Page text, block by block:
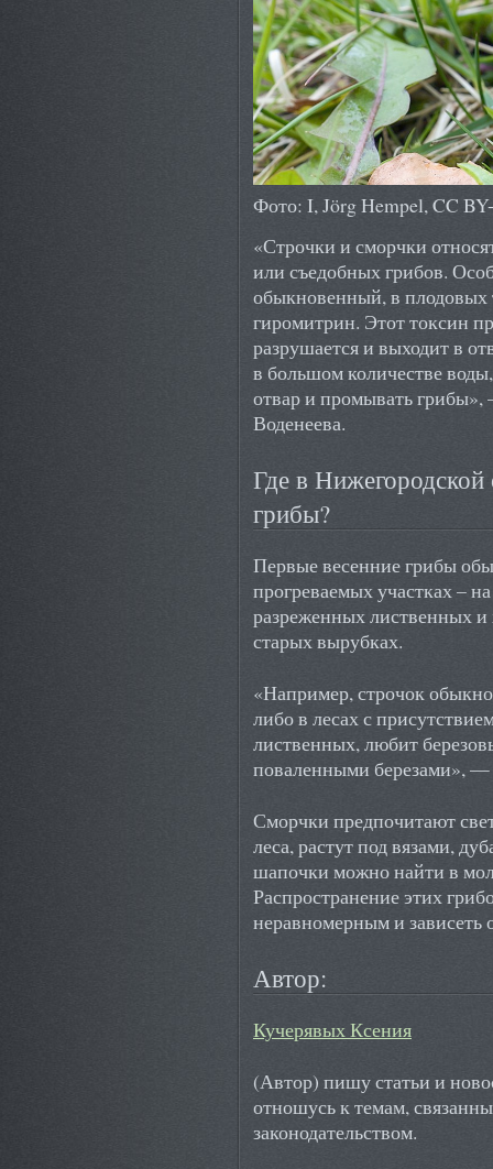
Фото: I, Jörg Hempel, CC
«Строчки и сморчки
или съедобных грибов.
обыкновенный, в плодовых
гиромитрин. Этот токсин
разрушается и выходит в
в большом количестве
отвар и промывать
Воденеева.
Где в Нижегородской
грибы?
Первые весенние грибы
прогреваемых участках –
разреженных лиственных и
старых вырубках.
«Например, строчок
либо в лесах с
лиственных, любит
поваленными березами», —
Сморчки предпочитают
леса, растут под вязами,
шапочки можно найти в
Распространение этих
неравномерным и зависеть
Автор:
Кучерявых Ксения
(Автор) пишу статьи и
отношусь к темам,
законодательством.